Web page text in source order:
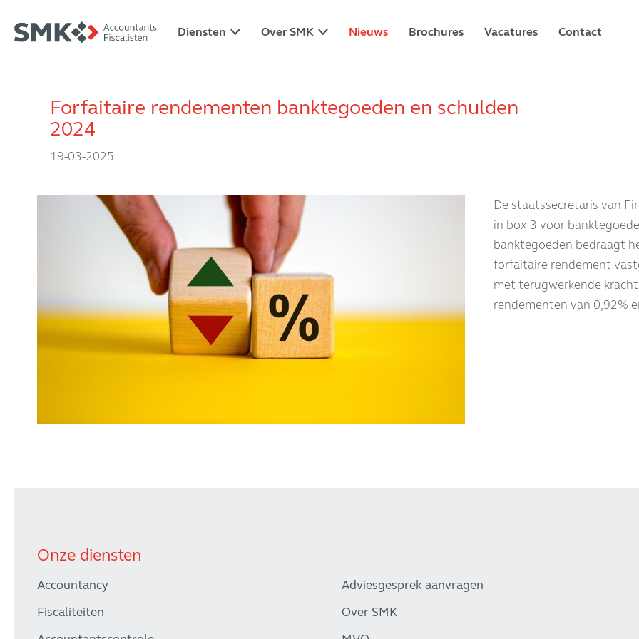
Diensten Over SMK Nieuws Brochures Vacatures Contact
Forfaitaire rendementen banktegoeden en schulden
2024
19-03-2025
De staatssecretaris van
in box 3 voor
banktegoeden bedraagt
forfaitaire rendement
met terugwerkende
rendementen van 0,92%
Onze diensten
Accountancy
Fiscaliteiten
Adviesgesprek aanvragen
Over SMK